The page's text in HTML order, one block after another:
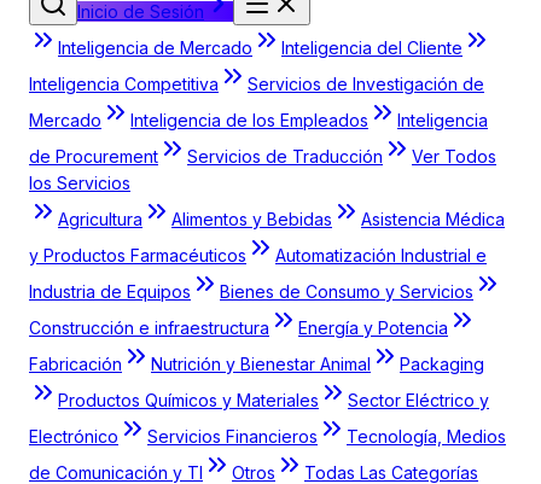
Inicio de Sesión
Inteligencia de Mercado
Inteligencia del Cliente
Inteligencia Competitiva
Servicios de Investigación de
Mercado
Inteligencia de los Empleados
Inteligencia
de Procurement
Servicios de Traducción
Ver Todos
los Servicios
Agricultura
Alimentos y Bebidas
Asistencia Médica
y Productos Farmacéuticos
Automatización Industrial e
Industria de Equipos
Bienes de Consumo y Servicios
Construcción e infraestructura
Energía y Potencia
Fabricación
Nutrición y Bienestar Animal
Packaging
Productos Químicos y Materiales
Sector Eléctrico y
Electrónico
Servicios Financieros
Tecnología, Medios
de Comunicación y TI
Otros Todas Las Categorías